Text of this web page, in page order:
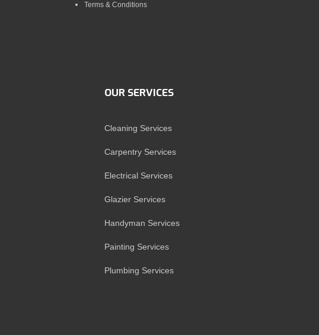
Terms & Conditions
OUR SERVICES
Cleaning Services
Carpentry Services
Electrical Services
Glazier Services
Handyman Services
Painting Services
Plumbing Services